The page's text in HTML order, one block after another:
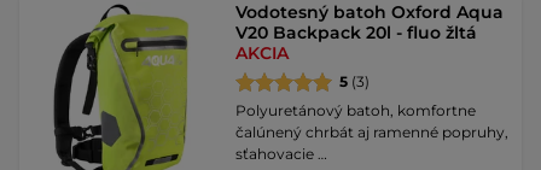
Vodotesný batoh Oxford Aqua
V20 Backpack 20l - fluo žltá
AKCIA
5 (3)
Polyuretánový batoh, komfortne
čalúnený chrbát aj ramenné popruhy,
sťahovacie …